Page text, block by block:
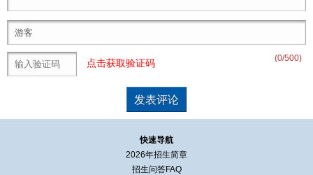
(0/500)
点击获取验证码
快速导航
2026年招生简章
招生问答FAQ